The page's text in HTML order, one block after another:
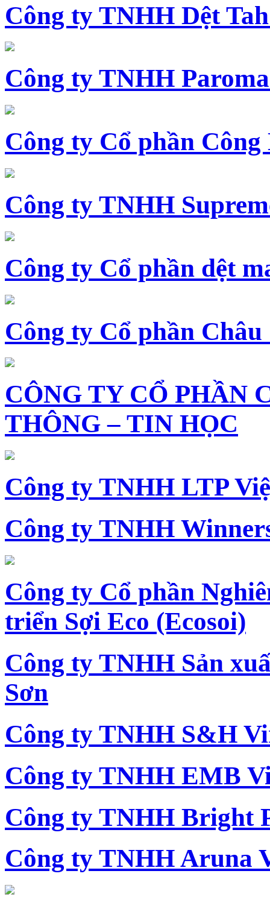
Công ty TNHH Dệt
Công ty TNHH
Công ty Cổ phần Công
Công ty TNHH
Công ty Cổ phần dệt
Công ty Cổ phần Châu
CÔNG TY CỔ PHẦN
THÔNG – TIN HỌC
Công ty TNHH LTP
Công ty TNHH
Công ty Cổ phần
triển Sợi Eco (Ecosoi)
Công ty TNHH Sản
Sơn
Công ty TNHH S&H
Công ty TNHH EMB
Công ty TNHH Bright
Công ty TNHH Aruna